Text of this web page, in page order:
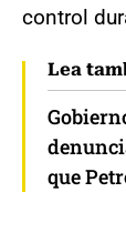
control
Lea
que